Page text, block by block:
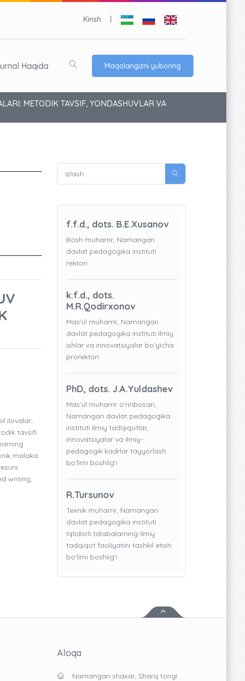
Kirish
Haqida Maqolangizni yuboring
METODIK TAVSIF, YONDASHUVLAR VA
ilovalar,
tavsifi
malaka
writing,
f.f.d., dots. B.E.Xusanov
Bosh muharrir, Namangan
davlat pedagogika instituti
rektori
k.f.d., dots.
M.R.Qodirxonov
Mas’ul muharrir, Namangan
davlat pedagogika instituti Ilmiy
ishlar va innovatsiyalar bo’yicha
prorektori
PhD, dots. J.A.Yuldashev
Mas’ul muharrir o’rinbosari,
Namangan davlat pedagogika
instituti Ilmiy tadqiqotlar,
innovatsiyalar va ilmiy-
pedagogik kadrlar tayyorlash
bo'limi boshlig’i
R.Tursunov
Texnik muharrir, Namangan
davlat pedagogika instituti
Iqtidorli talabalarning ilmiy
tadqiqot faoliyatini tashkil etish
bo'limi boshlig’i
Aloqa
Namangan shaxar, Sharq tongi